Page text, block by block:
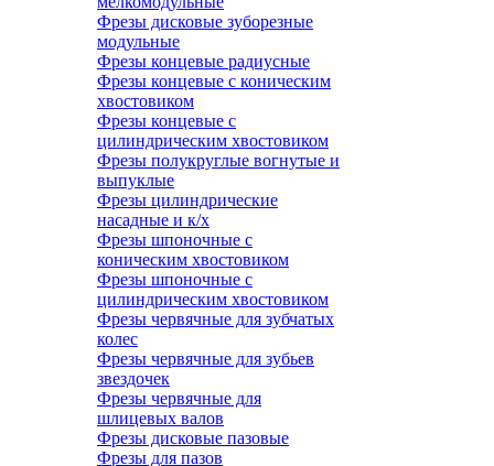
Фрезы дисковые зуборезные
модульные
Фрезы концевые радиусные
Фрезы концевые с коническим
хвостовиком
Фрезы концевые с
цилиндрическим хвостовиком
Фрезы полукруглые вогнутые и
выпуклые
Фрезы цилиндрические
насадные и к/х
Фрезы шпоночные с
коническим хвостовиком
Фрезы шпоночные с
цилиндрическим хвостовиком
Фрезы червячные для зубчатых
колес
Фрезы червячные для зубьев
звездочек
Фрезы червячные для
шлицевых валов
Фрезы дисковые пазовые
Фрезы для пазов